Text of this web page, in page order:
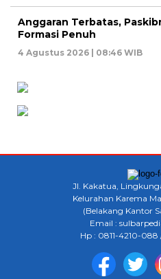
Anggaran Terbatas,
Formasi Penuh
4 Agustus 2026 | 08:46 WIB
Jl. Kakatua,
Kelurahan Karema
(Belakang Kantor
Email :
Hp : 0811-4210-088